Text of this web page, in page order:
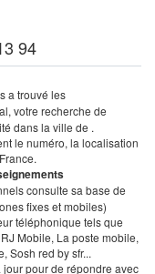
94
a trouvé les
votre recherche de
dans la ville de .
le numéro, la localisation
consulte sa base de
fixes et mobiles)
téléphonique tels que
Mobile, La poste mobile,
Sosh red by sfr...
pour de répondre avec